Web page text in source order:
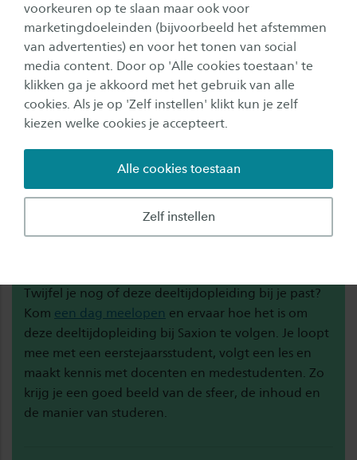
voorkeuren op te slaan maar ook voor
marketingdoeleinden (bijvoorbeeld het afstemmen
van advertenties) en voor het tonen van social
media content. Door op 'Alle cookies toestaan' te
klikken ga je akkoord met het gebruik van alle
cookies. Als je op 'Zelf instellen' klikt kun je zelf
kiezen welke cookies je accepteert.
Zelf instellen
Alle cookies toestaan
tonen
verder verdiepen in deze studie? Kom dan
proefstuderen!
Twijfel je nog of deze deeltijdopleiding bij je past?
Kom een dag meelopen en ervaar hoe het is om
deze deeltijdopleiding bij Saxion te volgen. Je loopt
mee met een eerstejaarsstudent, volgt een les en
maakt kennis met docenten en medestudenten. Zo
krijg je een goed beeld van de sfeer, de inhoud en
de manier van studeren.